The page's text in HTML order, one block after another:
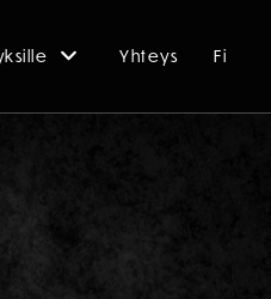
Yhteys Fi